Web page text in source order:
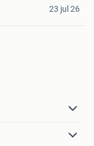
23 jul 26